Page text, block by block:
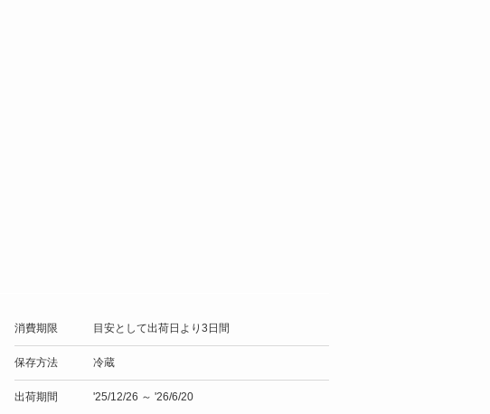
消費期限 目安として出荷日より3日間
保存方法 冷蔵
出荷期間 '25/12/26 ～ '26/6/20